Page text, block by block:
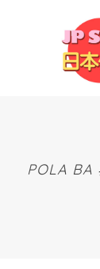
POLA BA